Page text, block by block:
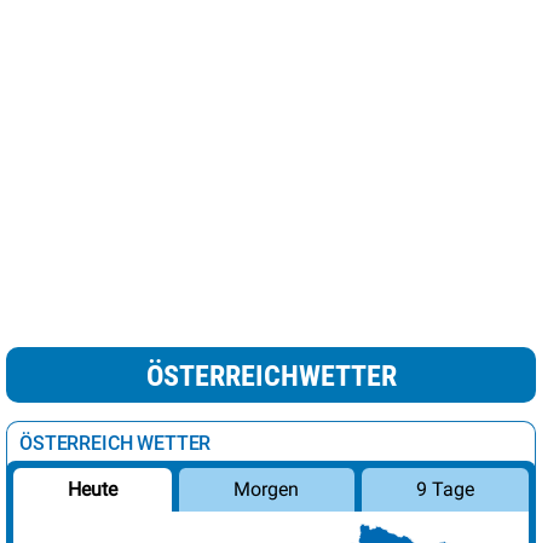
ÖSTERREICHWETTER
ÖSTERREICH WETTER
Heute Morgen 9 Tage